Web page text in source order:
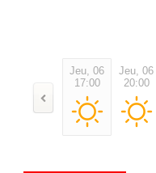
Jeu, 06
17:00
Jeu, 06
20:00